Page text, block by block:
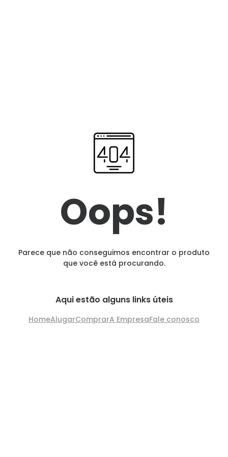
Oops!
Parece que não conseguimos encontrar o produto
que você está procurando.
Aqui estão alguns links úteis
HomeAlugarComprarA EmpresaFale conosco